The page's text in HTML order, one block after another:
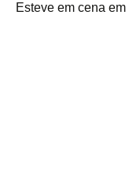
Esteve em cena